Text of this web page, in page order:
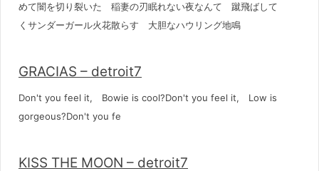
めて闇を切り裂いた 稲妻の刃眠れない夜なんて 蹴飛ばして
くサンダーガール火花散らす 大胆なハウリング地鳴
GRACIAS – detroit7
Don't you feel it, Bowie is cool?Don't you feel it, Low is
gorgeous?Don't you fe
KISS THE MOON – detroit7